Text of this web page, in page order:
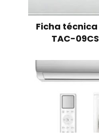
Ficha técnica
TAC-